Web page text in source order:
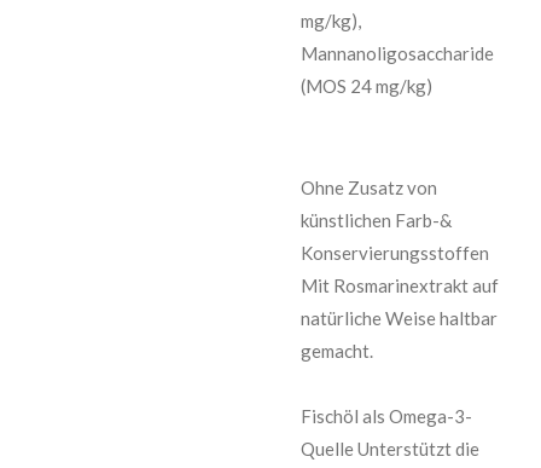
mg/kg),
Mannanoligosaccharide
(MOS 24 mg/kg)
Ohne Zusatz von
künstlichen Farb-&
Konservierungsstoffen
Mit Rosmarinextrakt auf
natürliche Weise haltbar
gemacht.
Fischöl als Omega-3-
Quelle Unterstützt die